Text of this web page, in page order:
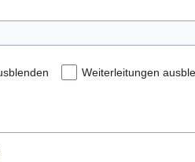
Weiterleitungen